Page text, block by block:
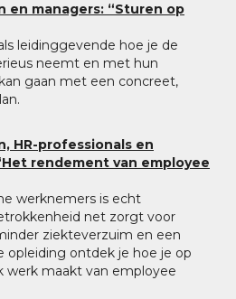
en managers: “Sturen op
leidinggevende hoe je de
neemt en met hun
gaan met een concreet,
HR-professionals en
rendement van employee
werknemers is echt
net zorgt voor
ziekteverzuim en een
opleiding ontdek je hoe je op
werk maakt van employee